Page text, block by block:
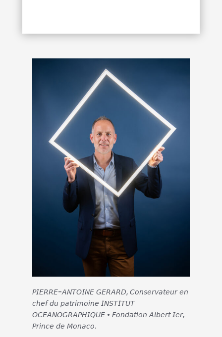
𝘗𝘐𝘌𝘙𝘙𝘌-𝘈𝘕𝘛𝘖𝘐𝘕𝘌 𝘎𝘌𝘙𝘈𝘙𝘋, 𝘊𝘰𝘯𝘴𝘦𝘳𝘷𝘢𝘵𝘦𝘶𝘳 𝘦𝘯
𝘤𝘩𝘦𝘧 𝘥𝘶 𝘱𝘢𝘵𝘳𝘪𝘮𝘰𝘪𝘯𝘦 𝘐𝘕𝘚𝘛𝘐𝘛𝘜𝘛
𝘖𝘊𝘌́𝘈𝘕𝘖𝘎𝘙𝘈𝘗𝘏𝘐𝘘𝘜𝘌 • 𝘍𝘰𝘯𝘥𝘢𝘵𝘪𝘰𝘯 𝘈𝘭𝘣𝘦𝘳𝘵 𝘐𝘦𝘳,
𝘗𝘳𝘪𝘯𝘤𝘦 𝘥𝘦 𝘔𝘰𝘯𝘢𝘤𝘰.